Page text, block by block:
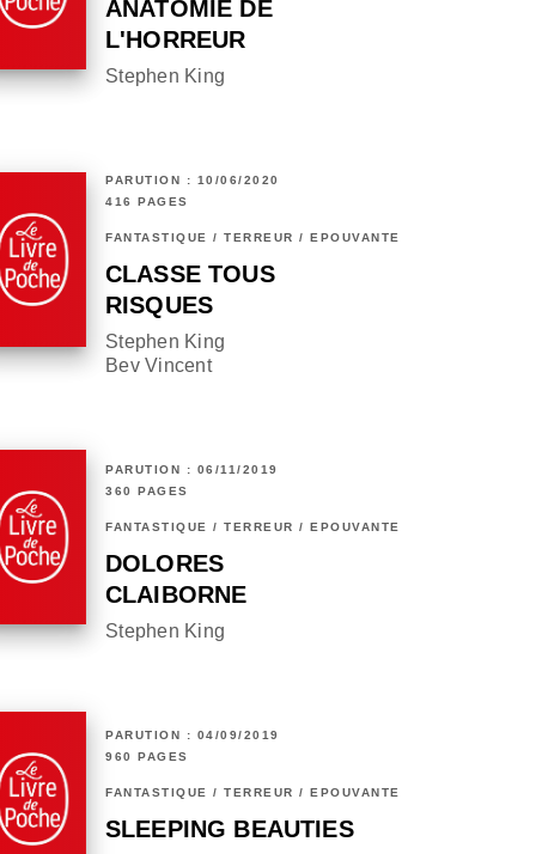
ANATOMIE DE
L'HORREUR
Stephen King
PARUTION : 10/06/2020
416 PAGES
FANTASTIQUE / TERREUR / EPOUVANTE
CLASSE TOUS
RISQUES
Stephen King
Bev Vincent
PARUTION : 06/11/2019
360 PAGES
FANTASTIQUE / TERREUR / EPOUVANTE
DOLORES
CLAIBORNE
Stephen King
PARUTION : 04/09/2019
960 PAGES
FANTASTIQUE / TERREUR / EPOUVANTE
SLEEPING BEAUTIES